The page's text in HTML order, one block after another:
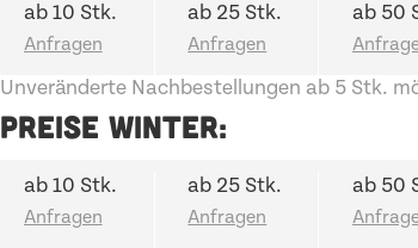
ab 10 Stk. ab 25 Stk. ab 50
Unveränderte Nachbestellungen ab 5 Stk.
PREISE WINTER:
ab 10 Stk. ab 25 Stk. ab 50